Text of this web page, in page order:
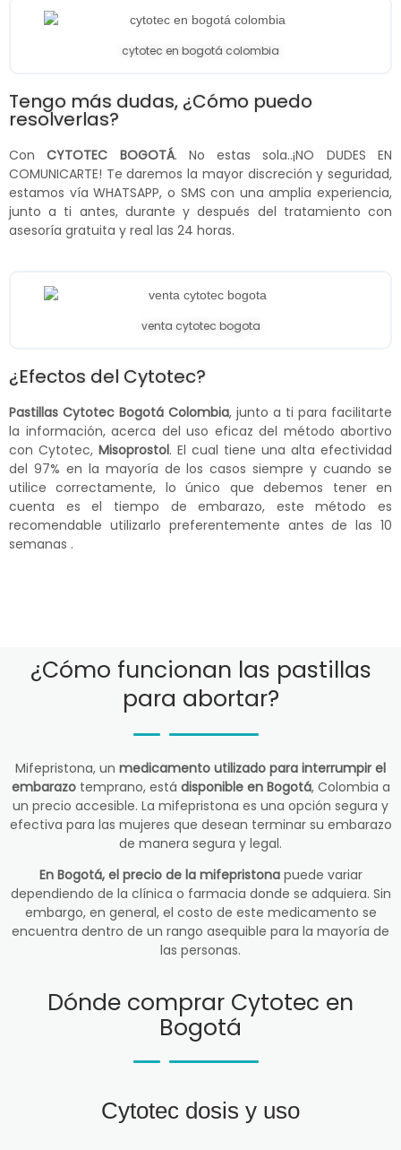
cytotec en bogotá colombia
Tengo más dudas, ¿Cómo puedo
resolverlas?
ConCYTOTEC BOGOTÁ. No estas sola..¡NO DUDES EN
COMUNICARTE! Te daremos la mayor discreción y seguridad,
estamos vía WHATSAPP, o SMS con una amplia experiencia,
junto a ti antes, durante y después del tratamiento con
asesoría gratuita y real las 24 horas.
venta cytotec bogota
¿Efectos del Cytotec?
Pastillas Cytotec Bogotá Colombia, junto a ti para facilitarte
la información, acerca del uso eficaz del método abortivo
con Cytotec, Misoprostol. El cual tiene una alta efectividad
del 97% en la mayoría de los casos siempre y cuando se
utilice correctamente, lo único que debemos tener en
cuenta es el tiempo de embarazo, este método es
recomendable utilizarlo preferentemente antes de las 10
semanas .
¿Cómo funcionan las pastillas
para abortar?
Mifepristona, un medicamento utilizado para interrumpir el
embarazotemprano, está disponible en Bogotá, Colombia a
un precio accesible. La mifepristona es una opción segura y
efectiva para las mujeres que desean terminar su embarazo
de manera segura y legal.
En Bogotá, el precio de la mifepristonapuede variar
dependiendo de la clínica o farmacia donde se adquiera. Sin
embargo, en general, el costo de este medicamento se
encuentra dentro de un rango asequible para la mayoría de
las personas.
Dónde comprar Cytotec en
Bogotá
Cytotec dosis y uso